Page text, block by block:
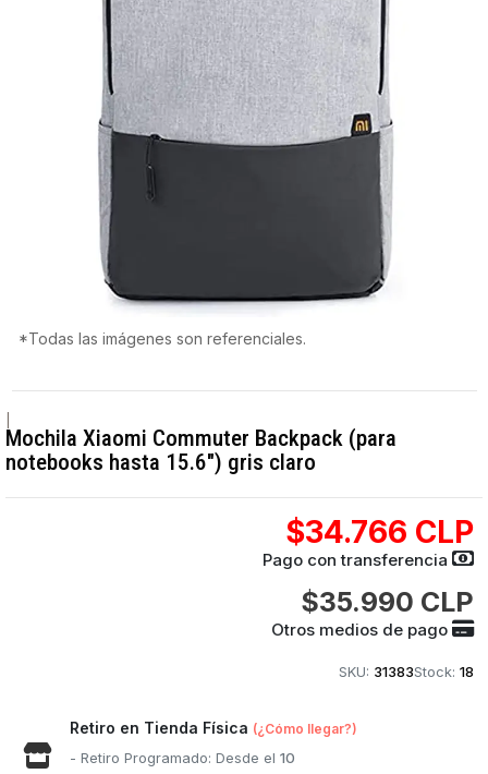
*Todas las imágenes son referenciales.
Mochila Xiaomi Commuter Backpack (para
notebooks hasta 15.6") gris claro
$34.766 CLP
Pago con transferencia
$35.990 CLP
Otros medios de pago
SKU: 31383Stock: 18
Retiro en Tienda Física (¿Cómo llegar?)
- Retiro Programado: Desde el10